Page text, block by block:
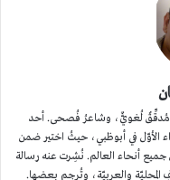
مُدقِّقٌ لُغويٌّ، وشاعرُ فُصحى. أحد
الأوّل في أبوظبي، حيثُ اختير ضمن
أكثر من (7500) شاعرٍ من جميع أنحاء العالم. نُشِرت عنه رسالة
والعربيّة، وتُرجِم بعضها.